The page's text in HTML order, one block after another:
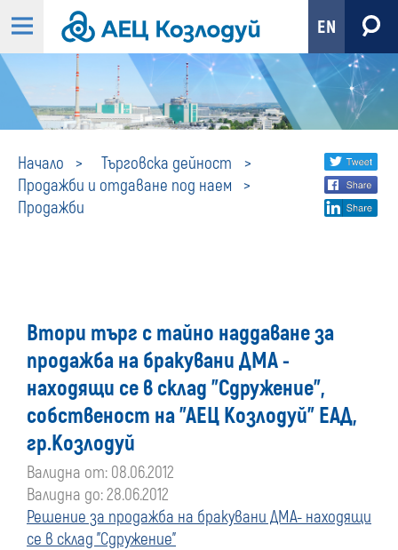
EN
Начало
Търговска дейност
Продажби и отдаване под наем
Продажби
ПродажбиShare
social
Втори търг с тайно наддаване за
продажба на бракувани ДМА -
находящи се в склад "Сдружение",
собственост на "АЕЦ Козлодуй" ЕАД,
гр.Козлодуй
Валидна от: 08.06.2012
Валидна до: 28.06.2012
Решение за продажба на бракувани ДМА- находящи
се в склад "Сдружение"